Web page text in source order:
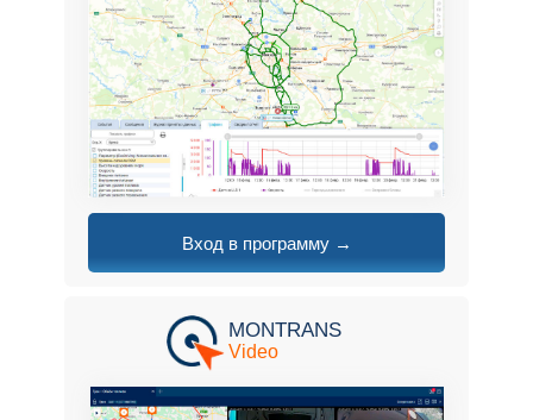
MONTRANS
Video
Вход в программу →